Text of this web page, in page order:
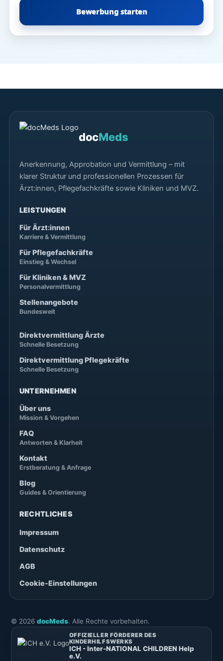
Bewerbung starten
docMeds
Anerkennung, Approbation und Vermittlung – mit
klarer Struktur und professionellen Prozessen für
Ärzt:innen, Pflegefachkräfte sowie Kliniken und MVZ.
LEISTUNGEN
Für Ärzt:innen
Karriere & Vermittlung
Für Pflegefachkräfte
Einstieg & Wechsel
Für Kliniken & MVZ
Personalvermittlung
Stellenangebote
Bundesweit
Direktvermittlung Ärzte
Schnelle Besetzung
Direktvermittlung Pflegekräfte
Schnelle Besetzung
UNTERNEHMEN
Über uns
Mission & Vorgehen
FAQ
Antworten & Klarheit
Kontakt
Erstberatung & Anfrage
Blog
Guides & Orientierung
RECHTLICHES
Impressum
Datenschutz
AGB
Cookie-Einstellungen
© 2026 docMeds. Alle Rechte vorbehalten.
OFFIZIELLER FÖRDERER DES
KINDERHILFSWERKS
ICH - Inter-NATIONAL CHILDREN Help
e.V.